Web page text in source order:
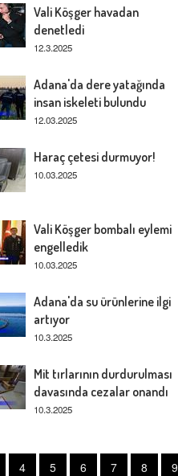
Vali Köşger havadan
denetledi
12.3.2025
Adana'da dere yatağında
insan iskeleti bulundu
12.03.2025
Haraç çetesi durmuyor!
10.03.2025
Vali Köşger bombalı eylemi
engelledik
10.03.2025
Adana'da su ürünlerine ilgi
artıyor
10.3.2025
Mit tırlarının durdurulması
davasında cezalar onandı
10.3.2025
4 5 6 7 8 9